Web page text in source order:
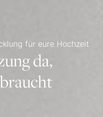
für eure Hochzeit
da,